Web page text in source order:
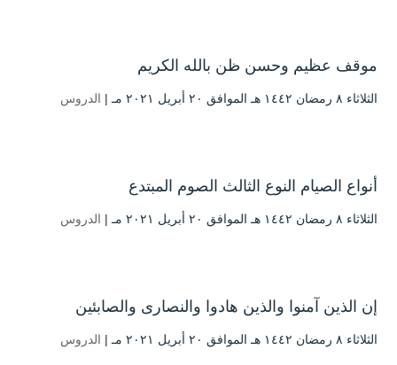
موقف عظيم وحسن ظن بالله الكريم
الثلاثاء ۸ رمضان ۱٤٤۲ هـ الموافق ۲۰ أبريل ۲۰۲۱ مـ | الدروس
أنواع الصيام النوع الثالث الصوم المبتدع
الثلاثاء ۸ رمضان ۱٤٤۲ هـ الموافق ۲۰ أبريل ۲۰۲۱ مـ | الدروس
إن الذين آمنوا والذين هادوا والنصارى والصابئين
الثلاثاء ۸ رمضان ۱٤٤۲ هـ الموافق ۲۰ أبريل ۲۰۲۱ مـ | الدروس